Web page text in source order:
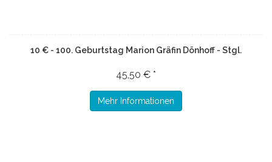
10 € - 100. Geburtstag Marion Gräfin Dönhoff - Stgl.
45,50 € *
Mehr Informationen